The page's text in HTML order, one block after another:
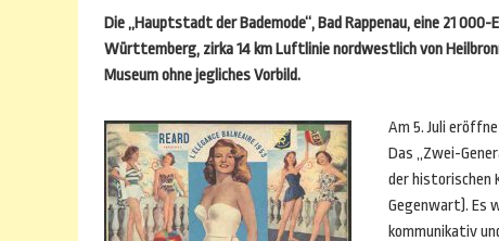
Die „Hauptstadt der Bademode“, Bad Rappenau, eine 21
Württemberg, zirka 14 km Luftlinie nordwestlich von
Museum ohne jegliches Vorbild.
Am 5. Juli
Das „Zwei-
der historischen
Gegenwart). Es
kommunikativ